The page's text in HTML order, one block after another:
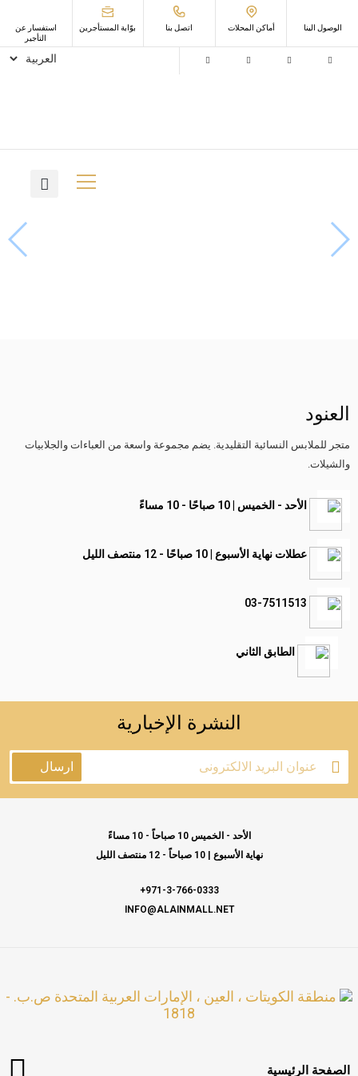
الوصول الينا أماكن المحلات اتصل بنا ﺑﻮّاﺑﺔ اﻟﻤﺴﺘﺄﺟﺮﻳﻦ
استفسار عن
التأجير
العنود
متجر للملابس النسائية التقليدية. يضم مجموعة واسعة من العباءات والجلابيات
والشيلات.
الأحد - الخميس | 10 صباحًا - 10 مساءً
عطلات نهاية الأسبوع | 10 صباحًا - 12 منتصف الليل
الطابق الثاني
النشرة الإخبارية
ارسال
الأحد - الخميس 10 صباحاً - 10 مساءً
نهاية الأسبوع | 10 صباحاً - 12 منتصف الليل
971-3-766-0333+
INFO@ALAINMALL.NET
منطقة الكويتات ، العين ، الإمارات العربية المتحدة ص.ب. -
1818
الصفحة الرئيسية